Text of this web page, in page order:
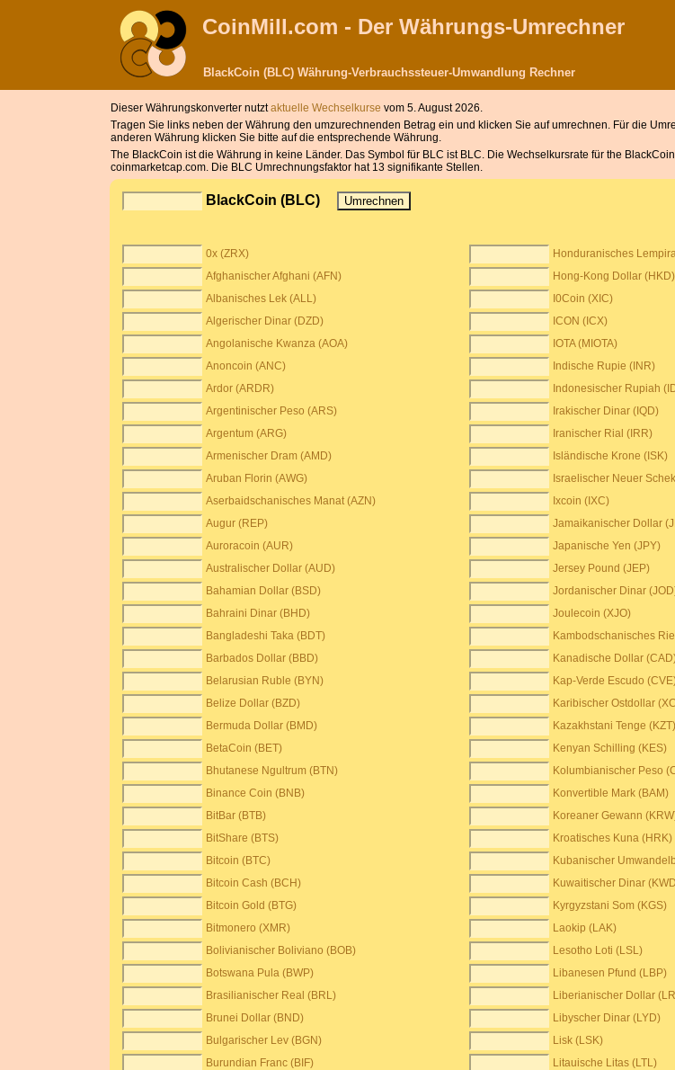
CoinMill.com - Der Währungs-Umrechner
BlackCoin (BLC) Währung-Verbrauchssteuer-Umwandlung Rechner
Dieser Währungskonverter nutztaktuelle Wechselkurse vom 5. August 2026.
Tragen Sie links neben der Währung den umzurechnenden Betrag ein und klicken Sie auf umrechnen. Für die
anderen Währung klicken Sie bitte auf die entsprechende Währung.
The BlackCoin ist die Währung in keine Länder. Das Symbol für BLC ist BLC. Die Wechselkursrate für the
coinmarketcap.com. Die BLC Umrechnungsfaktor hat 13 signifikante Stellen.
BlackCoin (BLC)
0x (ZRX) Honduranisches
Afghanischer Afghani (AFN)
Hong-Kong Dollar (HKD)
Albanisches Lek (ALL)
I0Coin (XIC)
Algerischer Dinar (DZD)
ICON (ICX)
Angolanische Kwanza (AOA)
IOTA (MIOTA)
Anoncoin (ANC)
Indische Rupie (INR)
Ardor (ARDR)
Indonesischer Rupiah
Argentinischer Peso (ARS)
Irakischer Dinar (IQD)
Argentum (ARG)
Iranischer Rial (IRR)
Armenischer Dram (AMD)
Isländische Krone (ISK)
Aruban Florin (AWG)
Israelischer Neuer
Aserbaidschanisches Manat (AZN)
Ixcoin (IXC)
Augur (REP)
Jamaikanischer Dollar
Auroracoin (AUR)
Japanische Yen (JPY)
Australischer Dollar (AUD)
Jersey Pound (JEP)
Bahamian Dollar (BSD)
Jordanischer Dinar
Bahraini Dinar (BHD)
Joulecoin (XJO)
Bangladeshi Taka (BDT)
Kambodschanisches
Barbados Dollar (BBD)
Kanadische Dollar
Belarusian Ruble (BYN)
Kap-Verde Escudo
Belize Dollar (BZD)
Karibischer Ostdollar
Bermuda Dollar (BMD)
Kazakhstani Tenge (KZT)
BetaCoin (BET)
Kenyan Schilling (KES)
Bhutanese Ngultrum (BTN)
Kolumbianischer Peso
Binance Coin (BNB)
Konvertible Mark (BAM)
BitBar (BTB)
Koreaner Gewann
BitShare (BTS)
Kroatisches Kuna (HRK)
Bitcoin (BTC)
Kubanischer
Bitcoin Cash (BCH)
Kuwaitischer Dinar
Bitcoin Gold (BTG)
Kyrgyzstani Som (KGS)
Bitmonero (XMR)
Laokip (LAK)
Bolivianischer Boliviano (BOB)
Lesotho Loti (LSL)
Botswana Pula (BWP)
Libanesen Pfund (LBP)
Brasilianischer Real (BRL)
Liberianischer Dollar
Brunei Dollar (BND)
Libyscher Dinar (LYD)
Bulgarischer Lev (BGN)
Lisk (LSK)
Burundian Franc (BIF)
Litauische Litas (LTL)